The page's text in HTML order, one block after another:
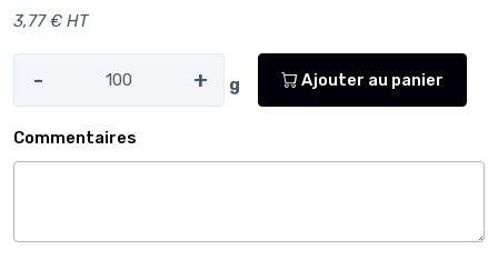
3,77 € HT
- + g Ajouter au panier
Commentaires